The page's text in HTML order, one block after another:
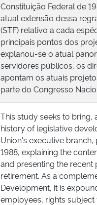
Constituição Federal de
atual extensão dessa
(STF) relativo a cada
principais pontos dos
explanou-se o atual
servidores públicos, os
apontam os atuais
parte do Congresso
This study seeks to
history of legislative
Union's executive
1988, explaining the
and presenting the recent
retirement. As a
Development, it is
employees, rights